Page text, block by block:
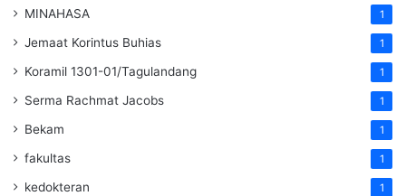
MINAHASA 1
Jemaat Korintus Buhias 1
Koramil 1301-01/Tagulandang 1
Serma Rachmat Jacobs 1
Bekam 1
fakultas 1
kedokteran 1